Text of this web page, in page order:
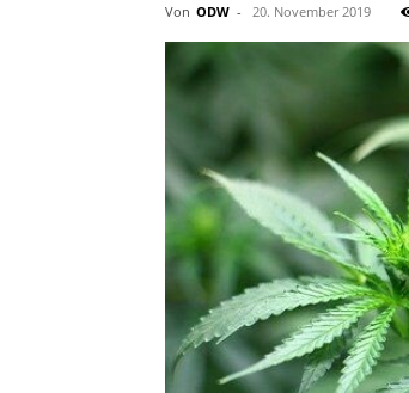
Von ODW - 20. November 2019